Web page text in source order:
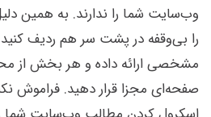
وب‌سایت شما را ندارند. به همین
را بی‌وقفه در پشت سر هم ردیف
مشخصی ارائه داده و هر بخش از
صفحه‌ای مجزا قرار دهید. فراموش